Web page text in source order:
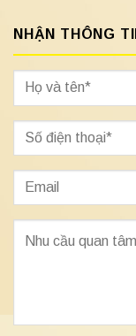
NHẬN THÔNG